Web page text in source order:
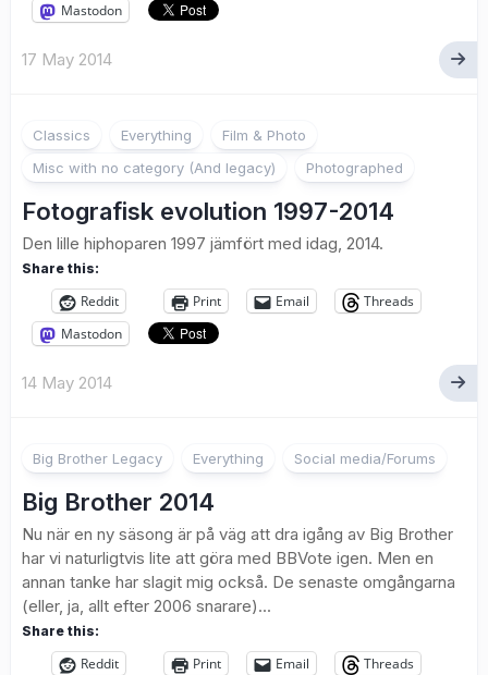
Mastodon
17 May 2014
Classics Everything
Film & Photo
Misc with no category (And legacy)
Photographed
Fotografisk evolution 1997-2014
Den lille hiphoparen 1997 jämfört med idag, 2014.
Share this:
Reddit Print Email
Threads
Mastodon
14 May 2014
Big Brother Legacy Everything Social media/Forums
Big Brother 2014
Nu när en ny säsong är på väg att dra igång av Big Brother
har vi naturligtvis lite att göra med BBVote igen. Men en
annan tanke har slagit mig också. De senaste omgångarna
(eller, ja, allt efter 2006 snarare)...
Share this:
Reddit Print Email
Threads